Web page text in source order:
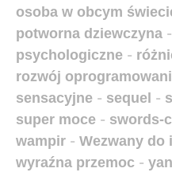
osoba w obcym
potworna dziewczyna -
psychologiczne -
rozwój
sensacyjne - sequel -
super moce - swords-
wampir - Wezwany do
wyraźna przemoc -